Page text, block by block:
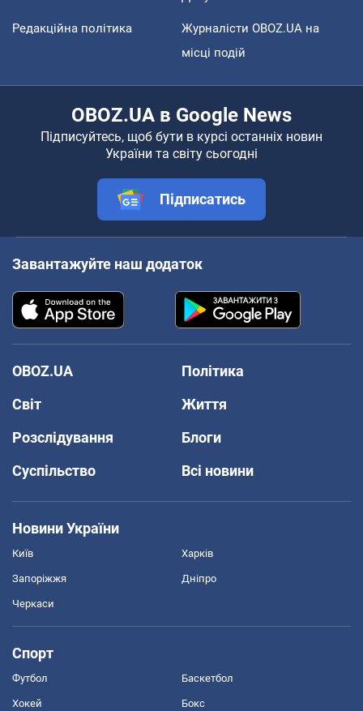
Редакційна політика
Журналісти OBOZ.UA на
місці подій
OBOZ.UA в Google News
Підписуйтесь, щоб бути в курсі останніх новин
України та світу сьогодні
Підписатись
Завантажуйте наш додаток
OBOZ.UA
Політика
Світ
Життя
Розслідування
Блоги
Суспільство
Всі новини
Новини України
Київ Харків
Запоріжжя Дніпро
Черкаси
Спорт
Футбол Баскетбол
Хокей Бокс